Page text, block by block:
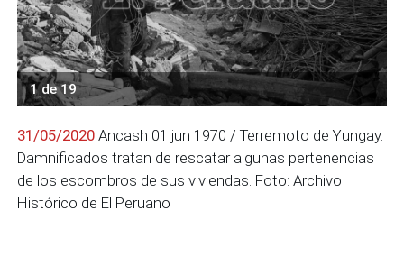
1 de 19
31/05/2020 Ancash 01 jun 1970 / Terremoto de Yungay.
Damnificados tratan de rescatar algunas pertenencias
de los escombros de sus viviendas. Foto: Archivo
Histórico de El Peruano